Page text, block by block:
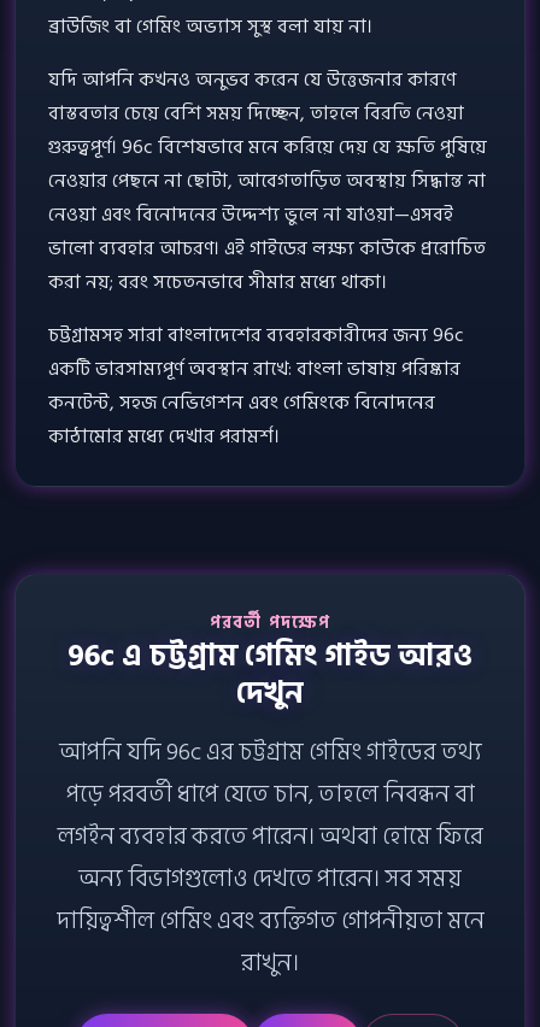
ব্রাউজিং বা গেমিং অভ্যাস সুস্থ বলা যায় না।
যদি আপনি কখনও অনুভব করেন যে উত্তেজনার কারণে
বাস্তবতার চেয়ে বেশি সময় দিচ্ছেন, তাহলে বিরতি নেওয়া
গুরুত্বপূর্ণ। 96c বিশেষভাবে মনে করিয়ে দেয় যে ক্ষতি পুষিয়ে
নেওয়ার পেছনে না ছোটা, আবেগতাড়িত অবস্থায় সিদ্ধান্ত না
নেওয়া এবং বিনোদনের উদ্দেশ্য ভুলে না যাওয়া—এসবই
ভালো ব্যবহার আচরণ। এই গাইডের লক্ষ্য কাউকে প্ররোচিত
করা নয়; বরং সচেতনভাবে সীমার মধ্যে থাকা।
চট্টগ্রামসহ সারা বাংলাদেশের ব্যবহারকারীদের জন্য 96c
একটি ভারসাম্যপূর্ণ অবস্থান রাখে: বাংলা ভাষায় পরিষ্কার
কনটেন্ট, সহজ নেভিগেশন এবং গেমিংকে বিনোদনের
কাঠামোর মধ্যে দেখার পরামর্শ।
পরবর্তী পদক্ষেপ
96c এ চট্টগ্রাম গেমিং গাইড আরও
দেখুন
আপনি যদি 96c এর চট্টগ্রাম গেমিং গাইডের তথ্য
পড়ে পরবর্তী ধাপে যেতে চান, তাহলে নিবন্ধন বা
লগইন ব্যবহার করতে পারেন। অথবা হোমে ফিরে
অন্য বিভাগগুলোও দেখতে পারেন। সব সময়
দায়িত্বশীল গেমিং এবং ব্যক্তিগত গোপনীয়তা মনে
রাখুন।